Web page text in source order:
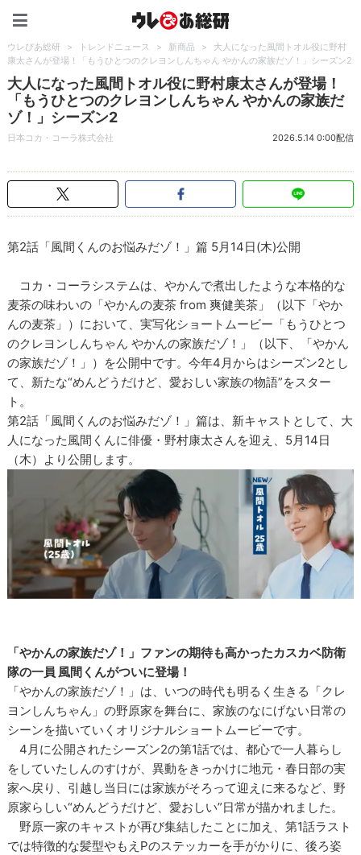
ウレぴあ総研 > トレンドニュース > 新商品 >
大人になった風間トオル役に野村
康太さんが登場！「もうひとつのクレヨンしんちゃん やかんの家族だゾ！」シーズン2
大人になった風間トオル役に野村康太さんが登場！
「もうひとつのクレヨンしんちゃん やかんの家族だ
ゾ！」シーズン2
日本コカ・コーラ株式会社 2026.5.14 0:00配信
第2話「風間くんのお悩みだゾ！」篇 5月14日(木)公開
コカ・コーラシステムは、やかんで煮出したような本格的な
麦茶の味わいの「やかんの麦茶 from 爽健美茶」（以下「やか
んの麦茶」）において、実写化ショートムービー「もうひとつ
のクレヨンしんちゃん やかんの家族だゾ！」（以下、「やかん
の家族だゾ！」）を公開中です。今年4月からはシーズン2とし
て、新たな“めんどうだけど、愛おしい家族の物語”をスター
ト。
第2話「風間くんのお悩みだゾ！」篇は、新キャストとして、大
人になった風間くんに俳優・野村康太さんを迎え、5月14日
（木）より公開します。
「やかんの家族だゾ！」ファンの期待も高かったカスカベ防衛
隊の一員 風間くんがついに登場！
「やかんの家族だゾ！」は、いつの時代も明るく生きる「クレ
ヨンしんちゃん」の野原家を舞台に、家族のなにげない日常の
シーンを描いていくオリジナルショートムービーです。
4月に公開されたシーズン2の第1話では、都心で一人暮らし
をしていたしんのすけが、異動をきっかけに地元・春日部の実
家へ戻り、引越し当日には家族がそろって迎えに来るなど、野
原家らしい“めんどうだけど、愛おしい”日常が描かれました。
野原一家のキャストが再び集結したことに加え、第1話ラスト
では特徴的な髪型やもえPのステッカーを手がかりに、後ろ姿